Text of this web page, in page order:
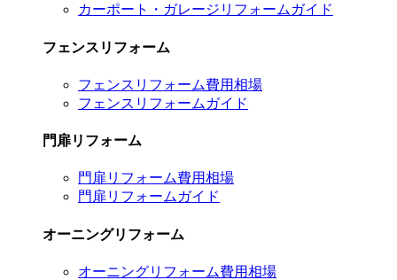
カーポート・ガレージリフォームガイド
フェンスリフォーム
フェンスリフォーム費用相場
フェンスリフォームガイド
門扉リフォーム
門扉リフォーム費用相場
門扉リフォームガイド
オーニングリフォーム
オーニングリフォーム費用相場